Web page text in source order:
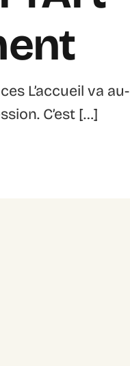
L’accueil va au-
C’est […]